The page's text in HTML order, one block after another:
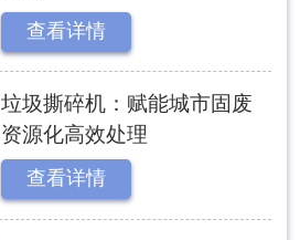
查看详情
垃圾撕碎机：赋能城市固废
资源化高效处理
查看详情